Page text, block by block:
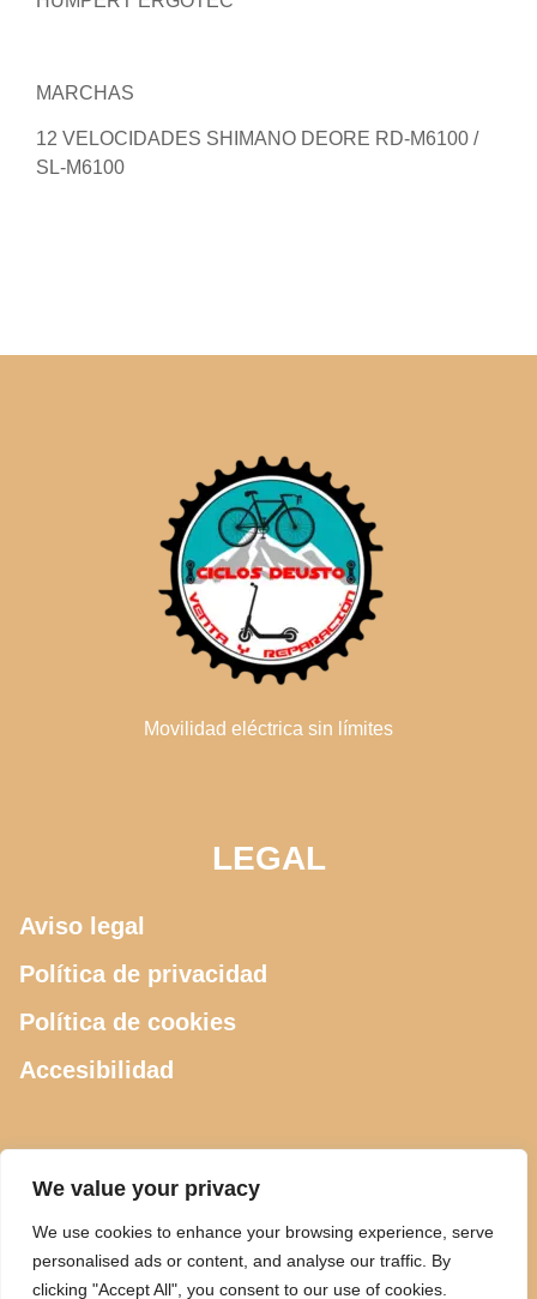
We value your privacy
We use cookies to enhance your browsing experience, serve
personalised ads or content, and analyse our traffic. By
clicking "Accept All", you consent to our use of cookies.
MARCHAS
12 VELOCIDADES SHIMANO DEORE RD-M6100 /
SL-M6100
Movilidad eléctrica sin límites
LEGAL
Aviso legal
Política de privacidad
Política de cookies
Accesibilidad
CONTACTO
615 505 289